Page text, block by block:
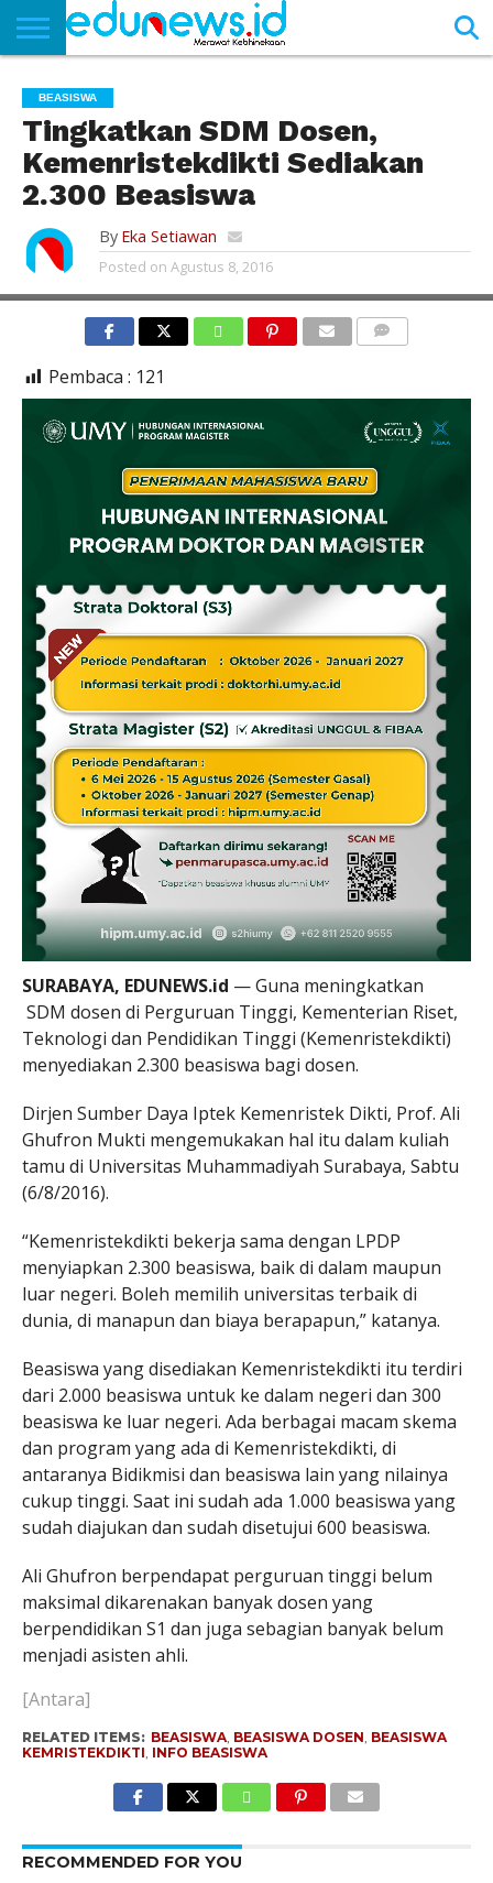
NEWS
EDUNEWS
LITERASI
PUSTAKA
SOSOK
TEKNO
KHASANAH
SASTRA
BEASISWA
Tingkatkan SDM Dosen,
Kemenristekdikti Sediakan
2.300 Beasiswa
By Eka Setiawan
Posted on Agustus 8, 2016
Pembaca : 121
SURABAYA, EDUNEWS.id — Guna meningkatkan
SDM dosen di Perguruan Tinggi, Kementerian Riset,
Teknologi dan Pendidikan Tinggi (Kemenristekdikti)
menyediakan 2.300 beasiswa bagi dosen.
Dirjen Sumber Daya Iptek Kemenristek Dikti, Prof. Ali
Ghufron Mukti mengemukakan hal itu dalam kuliah
tamu di Universitas Muhammadiyah Surabaya, Sabtu
(6/8/2016).
“Kemenristekdikti bekerja sama dengan LPDP
menyiapkan 2.300 beasiswa, baik di dalam maupun
luar negeri. Boleh memilih universitas terbaik di
dunia, di manapun dan biaya berapapun,” katanya.
Beasiswa yang disediakan Kemenristekdikti itu terdiri
dari 2.000 beasiswa untuk ke dalam negeri dan 300
beasiswa ke luar negeri. Ada berbagai macam skema
dan program yang ada di Kemenristekdikti, di
antaranya Bidikmisi dan beasiswa lain yang nilainya
cukup tinggi. Saat ini sudah ada 1.000 beasiswa yang
sudah diajukan dan sudah disetujui 600 beasiswa.
Ali Ghufron berpendapat perguruan tinggi belum
maksimal dikarenakan banyak dosen yang
berpendidikan S1 dan juga sebagian banyak belum
menjadi asisten ahli.
[Antara]
RELATED ITEMS: BEASISWA, BEASISWA DOSEN, BEASISWA
KEMRISTEKDIKTI, INFO BEASISWA
RECOMMENDED FOR YOU